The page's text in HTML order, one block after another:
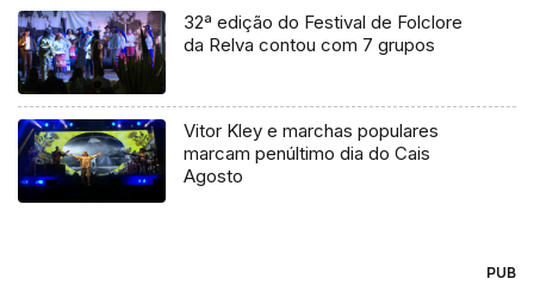
32ª edição do Festival de Folclore
da Relva contou com 7 grupos
Vitor Kley e marchas populares
marcam penúltimo dia do Cais
Agosto
PUB